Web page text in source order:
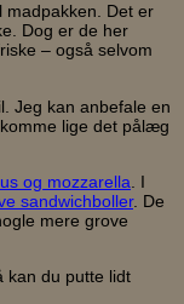
Det er
Dog er de her
– også selvom
Jeg kan anbefale en
lige det pålæg
og mozzarella . I
sandwichboller. De
mere grove
kan du putte lidt